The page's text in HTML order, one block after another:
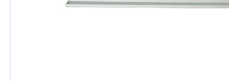
Peugeot